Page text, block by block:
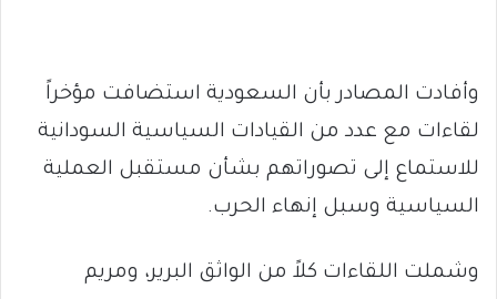
وأفادت المصادر بأن السعودية استضافت مؤخراً
لقاءات مع عدد من القيادات السياسية السودانية
للاستماع إلى تصوراتهم بشأن مستقبل العملية
السياسية وسبل إنهاء الحرب.
وشملت اللقاءات كلاً من الواثق البرير، ومريم